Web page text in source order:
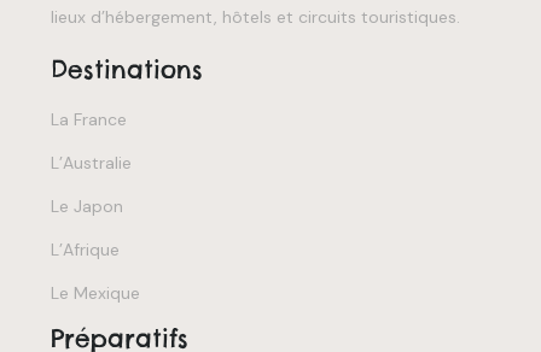
lieux d’hébergement, hôtels et circuits touristiques.
Destinations
La France
L’Australie
Le Japon
L’Afrique
Le Mexique
Préparatifs